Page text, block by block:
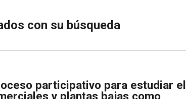
con su búsqueda
participativo para estudiar el
y plantas bajas como